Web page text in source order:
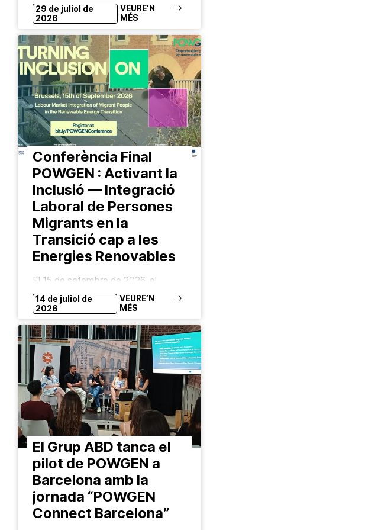
Durant gairebé dos mesos, un grup
de joves del Prat de Llobregat han
estat co-creant una campanya de
sensibilització en el marc del
projecte europeu Global Districts per
a abordar…
29 de juliol de
2026
VEURE’N
MÉS
Conferència Final
POWGEN : Activant la
Inclusió — Integració
Laboral de Persones
Migrants en la
Transició cap a les
Energies Renovables
El 15 de setembre de 2026, el
projecte europeu POWGEN
celebrarà la seva conferència final a
Regions (CdR), a Brussel·les.
Organitzat pel Grup…
14 de juliol de
2026
VEURE’N
MÉS
El Grup ABD tanca el
pilot de POWGEN a
Barcelona amb la
jornada “POWGEN
Connect Barcelona”